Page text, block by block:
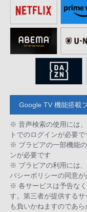
Google TV 機能搭載
※ 音声検索の使用には
トでのログインが必要で
※ ブラビアの一部機能
ンが必要です
※ ブラビアの利用には
バシーポリシーの同意が
※ 各サービスは予告な
す。第三者が提供する
も負いかねますのであ